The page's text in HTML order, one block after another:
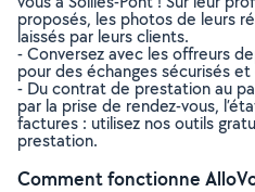
proposés, les photos de leurs
laissés par leurs clients.
- Conversez avec les offreurs
pour des échanges sécurisés
- Du contrat de prestation au
par la prise de rendez-vous,
factures : utilisez nos outils
prestation.
Comment fonctionne